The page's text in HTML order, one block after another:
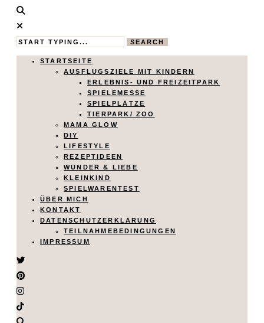
Calistas
Traum
MAMABLOG
SEARCH
STARTSEITE
AUSFLUGSZIELE MIT KINDERN
ERLEBNIS- UND FREIZEITPARK
SPIELEMESSE
SPIELPLÄTZE
TIERPARK/ ZOO
MAMA GLOW
DIY
LIFESTYLE
REZEPTIDEEN
WUNDER & LIEBE
KLEINKIND
SPIELWARENTEST
ÜBER MICH
KONTAKT
DATENSCHUTZERKLÄRUNG
TEILNAHMEBEDINGUNGEN
IMPRESSUM